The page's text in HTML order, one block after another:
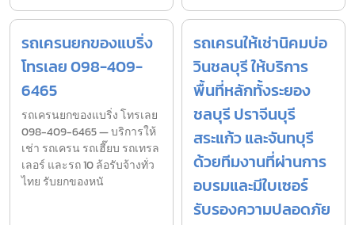
รถเครนยกของแบริ่ง
โทรเลย 098-409-
6465
รถเครนยกของแบริ่ง โทรเลย
098-409-6465 — บริการให้
เช่า รถเครน รถเฮี๊ยบ รถเทรล
เลอร์ และรถ 10 ล้อรับจ้างทั่ว
ไทย รับยกของหนั
รถเครนให้เช่านิคมบ่อ
วินชลบุรี ให้บริการ
พื้นที่หลักทั้งระยอง
ชลบุรี ปราจีนบุรี
สระแก้ว และจันทบุรี
ด้วยทีมงานที่ผ่านการ
อบรมและมีใบเซอร์
รับรองความปลอดภัย